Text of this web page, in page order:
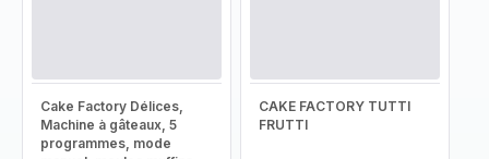
Cake Factory Délices,
Machine à gâteaux, 5
programmes, mode
CAKE FACTORY TUTTI
FRUTTI